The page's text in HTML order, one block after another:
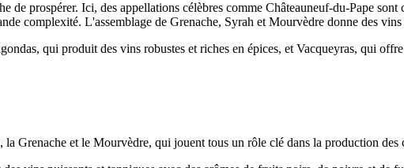
prospérer. Ici, des appellations célèbres comme Châteauneuf-du-Pape
complexité. L'assemblage de Grenache, Syrah et Mourvèdre donne des
qui produit des vins robustes et riches en épices, et Vacqueyras, qui
Grenache et le Mourvèdre, qui jouent tous un rôle clé dans la production des